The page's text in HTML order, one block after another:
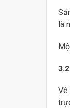
là
Về